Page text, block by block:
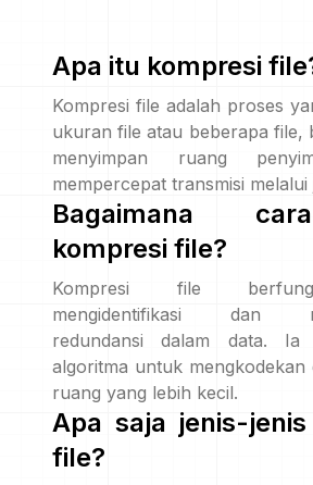
Apa itu kompresi
Kompresi file adalah proses
ukuran file atau beberapa file,
menyimpan ruang
mempercepat transmisi melalui
Bagaimana
kompresi file?
Kompresi file
mengidentifikasi dan
redundansi dalam data. Ia
algoritma untuk mengkodekan
ruang yang lebih kecil.
Apa saja jenis-
file?